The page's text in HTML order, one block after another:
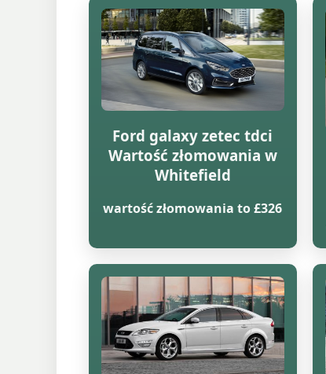
Ford galaxy zetec tdci
Wartość złomowania w
Whitefield
wartość złomowania to £326